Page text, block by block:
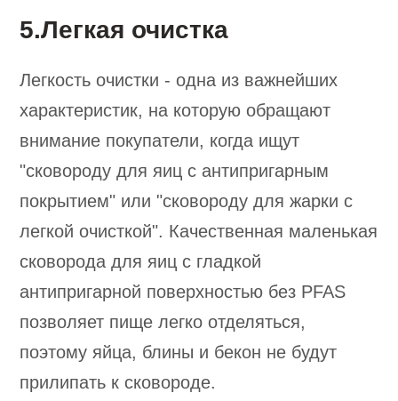
5.Легкая очистка
Легкость очистки - одна из важнейших
характеристик, на которую обращают
внимание покупатели, когда ищут
"сковороду для яиц с антипригарным
покрытием" или "сковороду для жарки с
легкой очисткой". Качественная маленькая
сковорода для яиц с гладкой
антипригарной поверхностью без PFAS
позволяет пище легко отделяться,
поэтому яйца, блины и бекон не будут
прилипать к сковороде.